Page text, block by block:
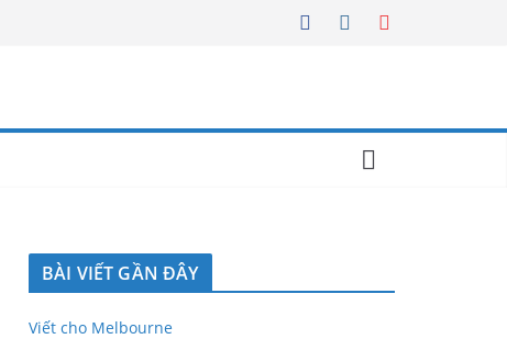
BÀI VIẾT GẦN ĐÂY
Viết cho Melbourne